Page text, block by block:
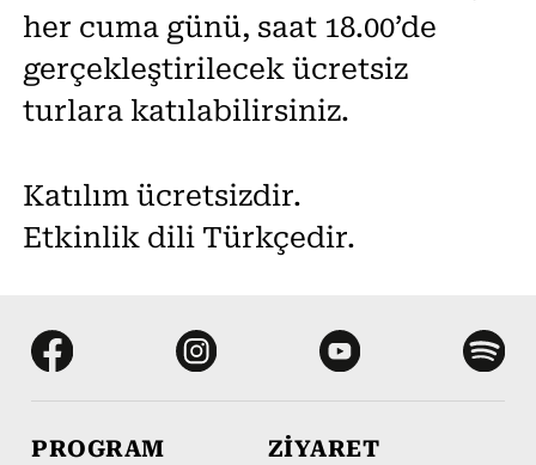
her cuma günü, saat 18.00’de
gerçekleştirilecek ücretsiz
turlara katılabilirsiniz.
Katılım ücretsizdir.
Etkinlik dili Türkçedir.
PROGRAM
ZİYARET